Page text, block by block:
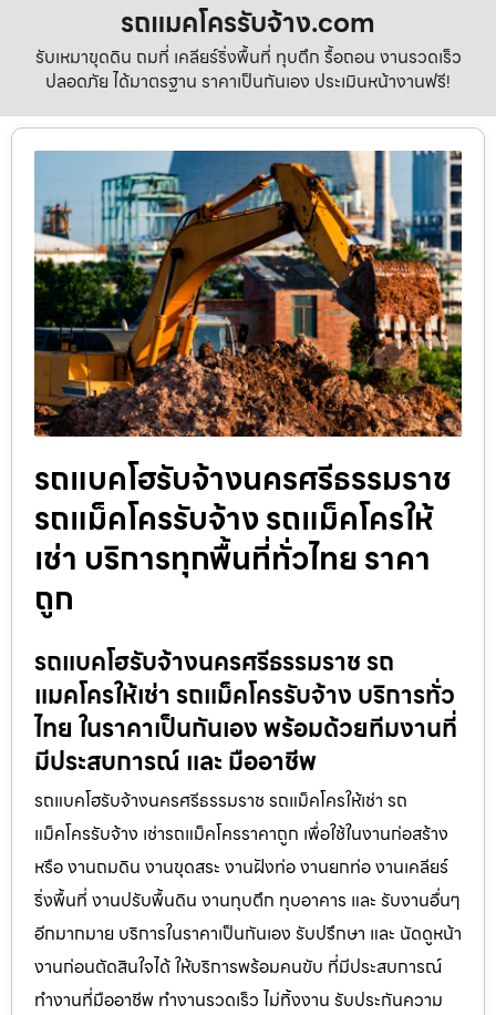
รถแมคโครรับจ้าง.com
รับเหมาขุดดิน ถมที่ เคลียร์ริ่งพื้นที่ ทุบตึก รื้อถอน งานรวดเร็ว
ปลอดภัย ได้มาตรฐาน ราคาเป็นกันเอง ประเมินหน้างานฟรี!
รถแบคโฮรับจ้างนครศรีธรรมราช
รถแม็คโครรับจ้าง รถแม็คโครให้
เช่า บริการทุกพื้นที่ทั่วไทย ราคา
ถูก
รถแบคโฮรับจ้างนครศรีธรรมราช รถ
แมคโครให้เช่า รถแม็คโครรับจ้าง บริการทั่ว
ไทย ในราคาเป็นกันเอง พร้อมด้วยทีมงานที่
มีประสบการณ์ และ มืออาชีพ
รถแบคโฮรับจ้างนครศรีธรรมราช รถแม็คโครให้เช่า รถ
แม็คโครรับจ้าง เช่ารถแม็คโครราคาถูก เพื่อใช้ในงานก่อสร้าง
หรือ งานถมดิน งานขุดสระ งานฝังท่อ งานยกท่อ งานเคลียร์
ริ่งพื้นที่ งานปรับพื้นดิน งานทุบตึก ทุบอาคาร และ รับงานอื่นๆ
อีกมากมาย บริการในราคาเป็นกันเอง รับปรึกษา และ นัดดูหน้า
งานก่อนตัดสินใจได้ ให้บริการพร้อมคนขับ ที่มีประสบการณ์
ทำงานที่มืออาชีพ ทำงานรวดเร็ว ไม่ทิ้งงาน รับประกันความ